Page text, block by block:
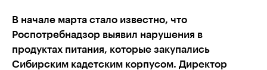
В начале марта стало известно, что
Роспотребнадзор выявил нарушения в
продуктах питания, которые закупались
Сибирским кадетским корпусом. Директор